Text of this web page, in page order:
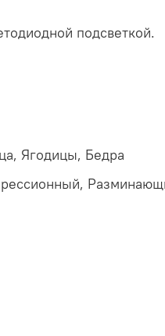
подсветкой.
Ягодицы, Бедра